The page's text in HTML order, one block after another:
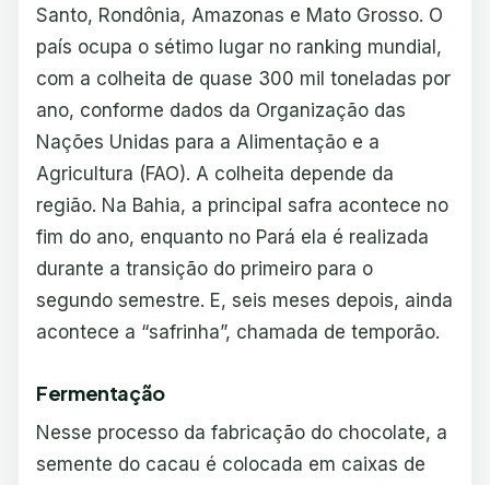
Santo, Rondônia, Amazonas e Mato Grosso. O
país ocupa o sétimo lugar no ranking mundial,
com a colheita de quase 300 mil toneladas por
ano, conforme dados da Organização das
Nações Unidas para a Alimentação e a
Agricultura (FAO). A colheita depende da
região. Na Bahia, a principal safra acontece no
fim do ano, enquanto no Pará ela é realizada
durante a transição do primeiro para o
segundo semestre. E, seis meses depois, ainda
acontece a “safrinha”, chamada de temporão.
Fermentação
Nesse processo da fabricação do chocolate, a
semente do cacau é colocada em caixas de